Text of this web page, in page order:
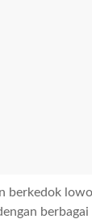
berkedok